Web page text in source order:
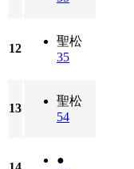
12
聖松
35
13
聖松
54
●